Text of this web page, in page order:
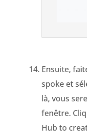
Ensuite,
spoke et
là, vous
fenêtre.
Hub to